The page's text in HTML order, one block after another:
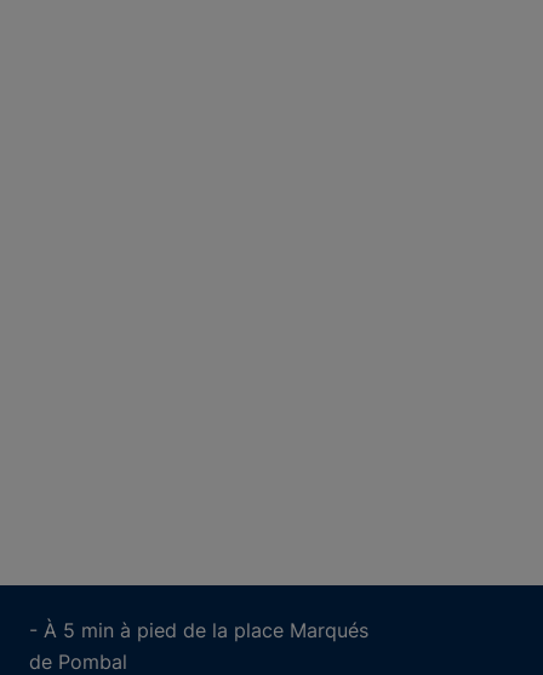
- À 5 min à pied de la place Marqués
de Pombal